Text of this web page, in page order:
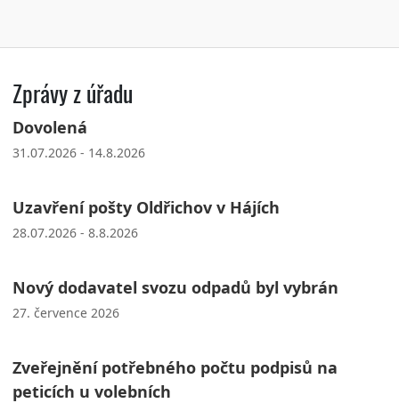
Zprávy z úřadu
Dovolená
31.07.2026 - 14.8.2026
Uzavření pošty Oldřichov v Hájích
28.07.2026 - 8.8.2026
Nový dodavatel svozu odpadů byl vybrán
27. července 2026
Zveřejnění potřebného počtu podpisů na
peticích u volebních